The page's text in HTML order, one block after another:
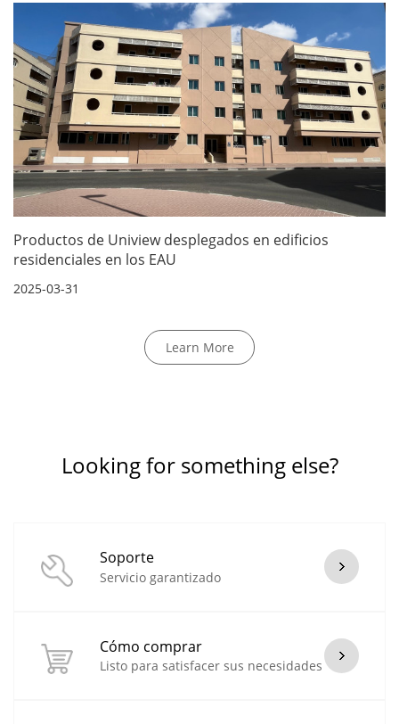
Productos de Uniview desplegados en edificios
residenciales en los EAU
2025-03-31
Learn More
Looking for something else?
Soporte
Servicio garantizado
Cómo comprar
Listo para satisfacer sus necesidades